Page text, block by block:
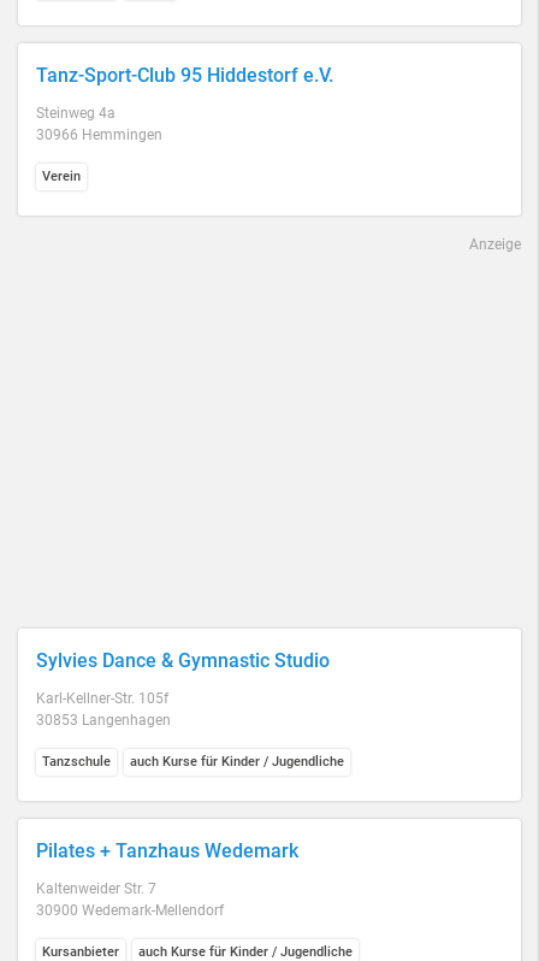
Tanz-Sport-Club 95 Hiddestorf e.V.
Steinweg 4a
30966 Hemmingen
Verein
Anzeige
Sylvies Dance & Gymnastic Studio
Karl-Kellner-Str. 105f
30853 Langenhagen
Tanzschule auch Kurse für Kinder / Jugendliche
Pilates + Tanzhaus Wedemark
Kaltenweider Str. 7
30900 Wedemark-Mellendorf
Kursanbieter auch Kurse für Kinder / Jugendliche